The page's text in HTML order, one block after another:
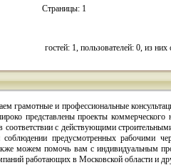
Страницы: 1
гостей: 1, пользователей: 0, из них
грамотные и профессиональные
представлены проекты
соответствии с действующими
соблюдении предусмотренных
можем помочь вам с индивидуальным
работающих в Московской области и